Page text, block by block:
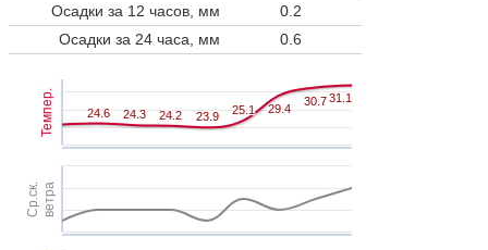
Осадки за 12 часов, мм
0.2
Осадки за 24 часа, мм
0.6
Темпер.
Ср.ск.ветра
24.6
24.6 24.3
24.3 24.2
24.2 23.9
23.9 25.1
25.1 29.4
29.4
30.7
30.7 31.1
31.1